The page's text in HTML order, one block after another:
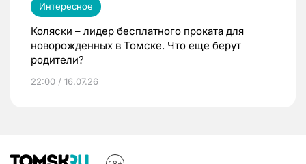
Интересное
Коляски – лидер бесплатного проката для
новорожденных в Томске. Что еще берут
родители?
22:00 / 16.07.26